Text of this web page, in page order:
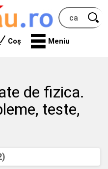
Coș Meniu
de fizica.
teste,